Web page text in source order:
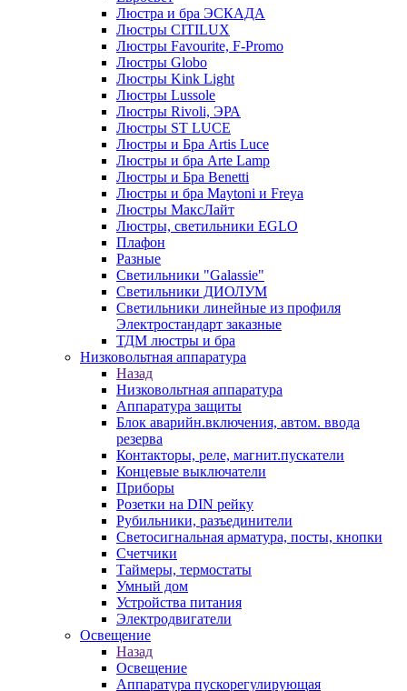
Люстра и бра ЭСКАДА
Люстры CITILUX
Люстры Favourite, F-Promo
Люстры Globo
Люстры Kink Light
Люстры Lussole
Люстры Rivoli, ЭРА
Люстры ST LUCE
Люстры и Бра Artis Luce
Люстры и бра Arte Lamp
Люстры и Бра Benetti
Люстры и бра Maytoni и Freya
Люстры МаксЛайт
Люстры, светильники EGLO
Плафон
Разные
Светильники "Galassie"
Светильники ДИОЛУМ
Светильники линейные из профиля
Электростандарт заказные
ТДМ люстры и бра
Низковольтная аппаратура
Назад
Низковольтная аппаратура
Аппаратура защиты
Блок аварийн.включения, автом. ввода
резерва
Контакторы, реле, магнит.пускатели
Концевые выключатели
Приборы
Розетки на DIN рейку
Рубильники, разъединители
Светосигнальная арматура, посты, кнопки
Счетчики
Таймеры, термостаты
Умный дом
Устройства питания
Электродвигатели
Освещение
Назад
Освещение
Аппаратура пускорегулирующая